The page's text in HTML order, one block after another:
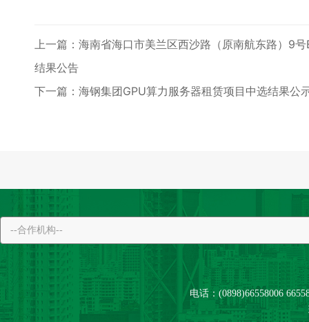
上一篇： 海南省海口市美兰区西沙路（原南航东路）9
结果公告
下一篇： 海钢集团GPU算力服务器租赁项目中选结果公
电话：(0898)66558006